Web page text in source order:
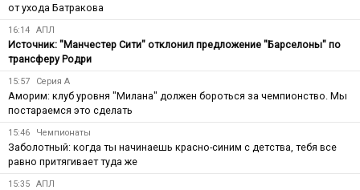
от ухода Батракова
16:14 АПЛ
Источник: "Манчестер Сити" отклонил предложение "Барселоны" по
трансферу Родри
15:57 Серия А
Аморим: клуб уровня "Милана" должен бороться за чемпионство. Мы
постараемся это сделать
15:46 Чемпионаты
Заболотный: когда ты начинаешь красно-синим с детства, тебя все
равно притягивает туда же
15:35 АПЛ